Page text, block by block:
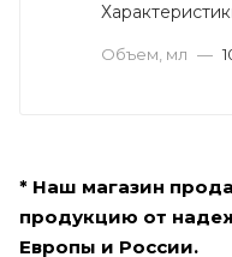
Объем, мл —
* Наш магазин
продукцию от
Европы и России.